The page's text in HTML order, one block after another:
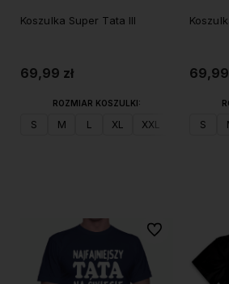
Koszulka Super Tata III
69,99 zł
ROZMIAR KOSZULKI:
S M L XL XXL
69,99
S
Do ulubionych